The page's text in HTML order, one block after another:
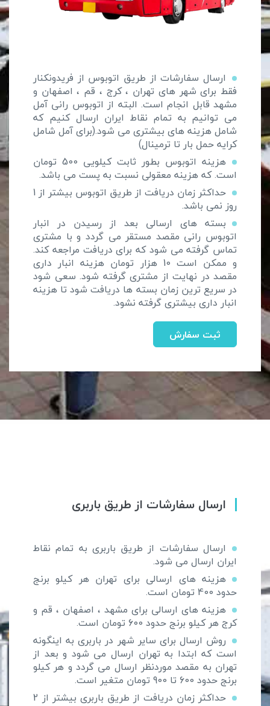
ارسال سفارشات از طریق اتوبوس از فریدونکنار
فقط برای شهر های تهران ، کرج ، قم ، اصفهان و
مشهد قابل انجام است. البته از اتوبوس رانی آمل
می توانیم به تمام نقاط ایران ارسال کنیم که
شامل هزینه های بیشتری می شود.(برای آمل شامل
کرایه حمل بار تا ترمینال)
هزینه اتوبوس بطور ثابت کیلویی 500 تومان
است. که هزینه معقولی نسبت به پست می باشد.
حداکثر زمان دریافت از طریق اتوبوس بیشتر از 1
روز نمی باشد.
بسته های ارسالی بعد از رسیدن در انبار
اتوبوس رانی مقصد مستقر می گردد و با مشتری
تماس گرفته می شود که برای دریافت مراجعه کند.
و ممکن است 10 هزار تومان هزینه انبار داری
مقصد در نهایت از مشتری گرفته شود. سعی شود
در سریع ترین زمان بسته ها دریافت شود تا هزینه
انبار داری بیشتری گرفته نشود.
ثبت سفارش
ارسال سفارشات از طریق باربری
ارسال سفارشات از طریق باربری به تمام نقاط
ایران ارسال می شود.
هزینه های ارسالی برای تهران هر کیلو برنج
حدود 400 تومان است.
هزینه های ارسالی برای مشهد ، اصفهان ، قم و
کرج هر کیلو برنج حدود 600 تومان است.
روش ارسال برای سایر شهر در باربری به اینگونه
است که ابتدا به تهران ارسال می شود و بعد از
تهران به مقصد موردنظر ارسال می گردد و هر کیلو
برنج حدود 600 تا 900 تومان متغیر است.
حداکثر زمان دریافت از طریق باربری بیشتر از 2